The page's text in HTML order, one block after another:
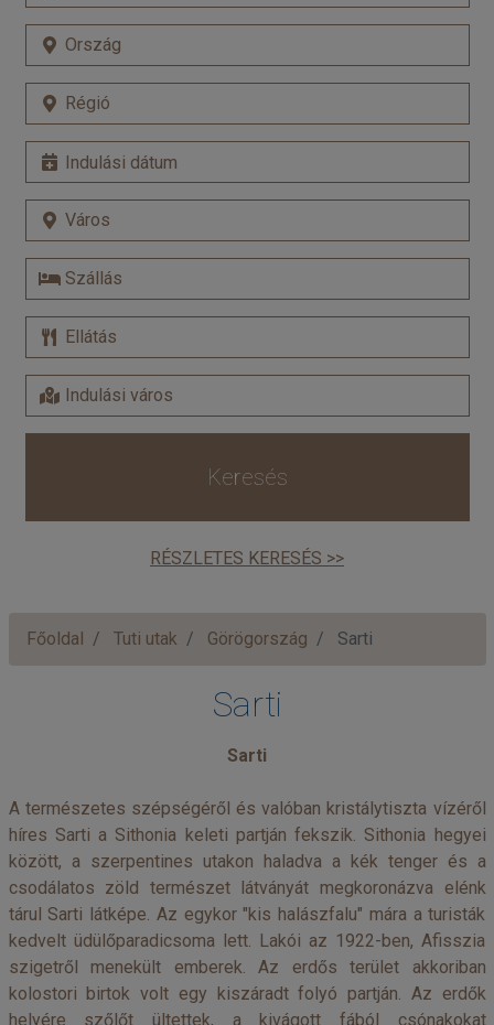
Keresés
RÉSZLETES KERESÉS >>
Főoldal Tuti utak Görögország Sarti
Sarti
Sarti
A természetes szépségéről és valóban kristálytiszta vízéről
híres Sarti a Sithonia keleti partján fekszik. Sithonia hegyei
között, a szerpentines utakon haladva a kék tenger és a
csodálatos zöld természet látványát megkoronázva elénk
tárul Sarti látképe. Az egykor "kis halászfalu" mára a turisták
kedvelt üdülőparadicsoma lett. Lakói az 1922-ben, Afisszia
szigetről menekült emberek. Az erdős terület akkoriban
kolostori birtok volt egy kiszáradt folyó partján. Az erdők
helyére szőlőt ültettek, a kivágott fából csónakokat